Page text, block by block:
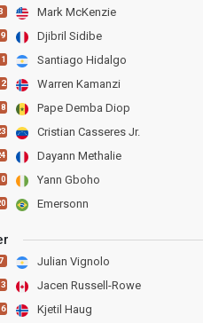
Mark McKenzie
Djibril Sidibe
Santiago Hidalgo
Warren Kamanzi
Pape Demba Diop
Cristian Casseres Jr.
Dayann Methalie
Yann Gboho
Emersonn
7 Julian Vignolo
Jacen Russell-Rowe
Kjetil Haug